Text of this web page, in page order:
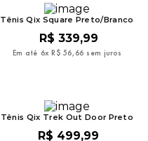
Tênis Qix Square Preto/Branco
R$ 339,99
Em até 6x R$ 56, 66 sem juros
Tênis Qix Trek Out Door Preto
R$ 499,99